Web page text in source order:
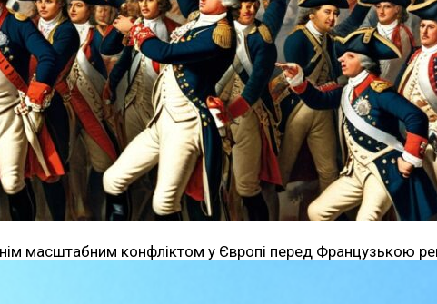
масштабним конфліктом у Європі перед Французькою